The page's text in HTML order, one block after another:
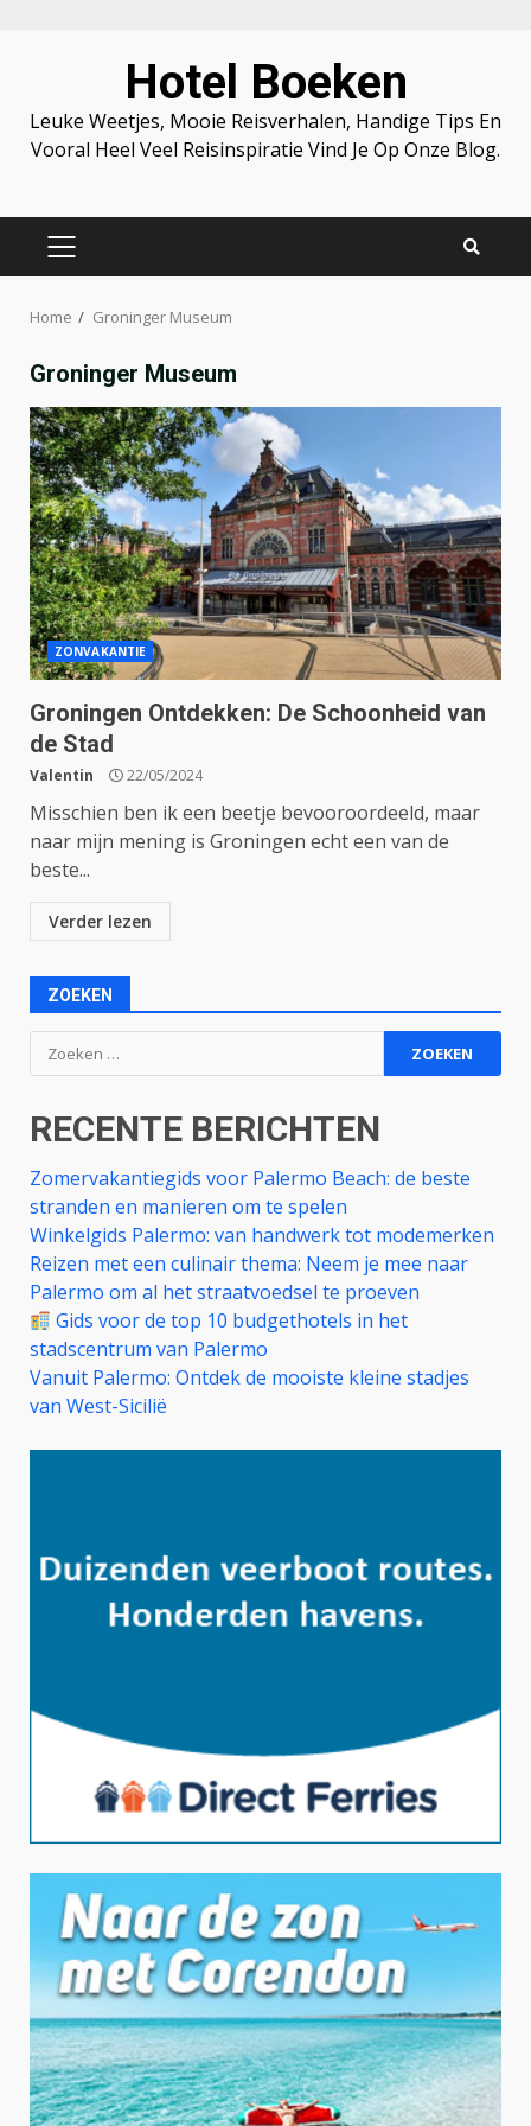
Hotel Boeken
Leuke Weetjes, Mooie Reisverhalen, Handige Tips En
Vooral Heel Veel Reisinspiratie Vind Je Op Onze Blog.
PRIMARY
Home Groninger Museum
Groninger Museum
ZONVAKANTIE
Groningen Ontdekken: De Schoonheid van
de Stad
Valentin 22/05/2024
Misschien ben ik een beetje bevooroordeeld, maar
naar mijn mening is Groningen echt een van de
beste...
Verder lezen
ZOEKEN
Zoeken
naar:
RECENTE BERICHTEN
Zomervakantiegids voor Palermo Beach: de beste
stranden en manieren om te spelen
Winkelgids Palermo: van handwerk tot modemerken
Reizen met een culinair thema: Neem je mee naar
Palermo om al het straatvoedsel te proeven
Gids voor de top 10 budgethotels in het
stadscentrum van Palermo
Vanuit Palermo: Ontdek de mooiste kleine stadjes
van West-Sicilië